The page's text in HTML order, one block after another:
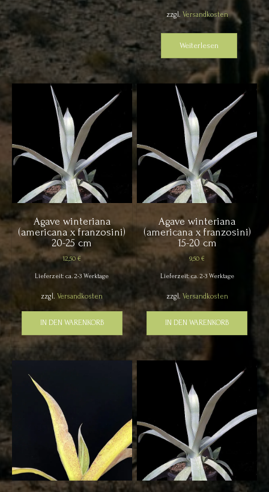
zzgl. Versandkosten
Weiterlesen
Agave winteriana
(americana x franzosini)
15-20 cm
9,50€
Lieferzeit: ca. 2-3 Werktage
zzgl. Versandkosten
IN DEN WARENKORB
Agave winteriana
(americana x franzosini)
20-25 cm
12,50€
Lieferzeit: ca. 2-3 Werktage
zzgl.Versandkosten
IN DEN WARENKORB